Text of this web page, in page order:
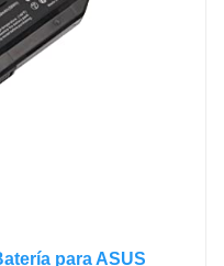
para ASUS